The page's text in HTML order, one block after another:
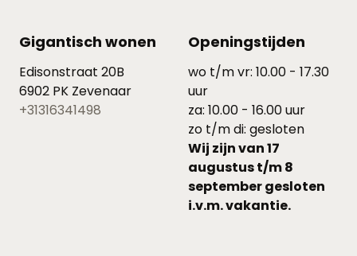
Gigantisch wonen
Edisonstraat 20B
6902 PK Zevenaar
+31316341498
Openingstijden
wo t/m vr: 10.00 - 17.30
uur
za: 10.00 - 16.00 uur
zo t/m di: gesloten
Wij zijn van 17
augustus t/m 8
september gesloten
i.v.m. vakantie.